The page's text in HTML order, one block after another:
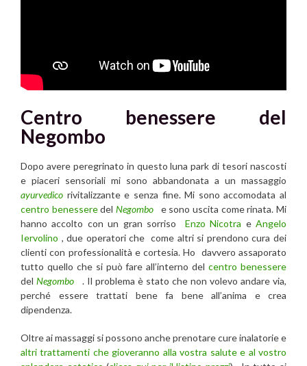
Centro benessere del
Negombo
Dopo avere peregrinato in questo luna park di tesori nascosti
e piaceri sensoriali mi sono abbandonata a un massaggio
ayurvedico rivitalizzante e senza fine. Mi sono accomodata al
centro benesseredel Negomboe sono uscita come rinata. Mi
hanno accolto con un gran sorriso Enzo Nicotra eAngelo
Iervolino , due operatori che come altri si prendono cura dei
clienti con professionalità e cortesia. Ho davvero assaporato
tutto quello che si può fare all’interno delcentro benessere
del Negombo . Il problema è stato che non volevo andare via,
perché essere trattati bene fa bene all’anima e crea
dipendenza.
Oltre ai massaggi si possono anche prenotare cure inalatorie e
altri trattamenti che gioveranno alla vostra salute e al vostro